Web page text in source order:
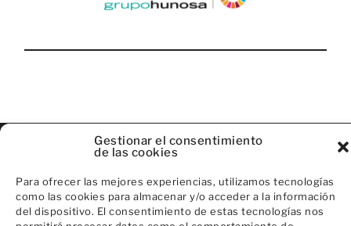
Gestionar el consentimiento
de las cookies
Para ofrecer las mejores experiencias, utilizamos tecnologías
como las cookies para almacenar y/o acceder a la información
del dispositivo. El consentimiento de estas tecnologías nos
POLÍTICA DE COOKIESAVISO LEGALPOLÍTICA DE PRIVACIDAD
@ 2026 FilmLab by LaC6